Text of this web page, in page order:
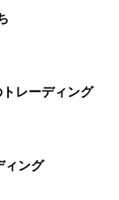
レーディング
ィング